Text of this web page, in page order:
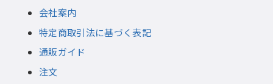
会社案内
特定商取引法に基づく表記
通販ガイド
注文